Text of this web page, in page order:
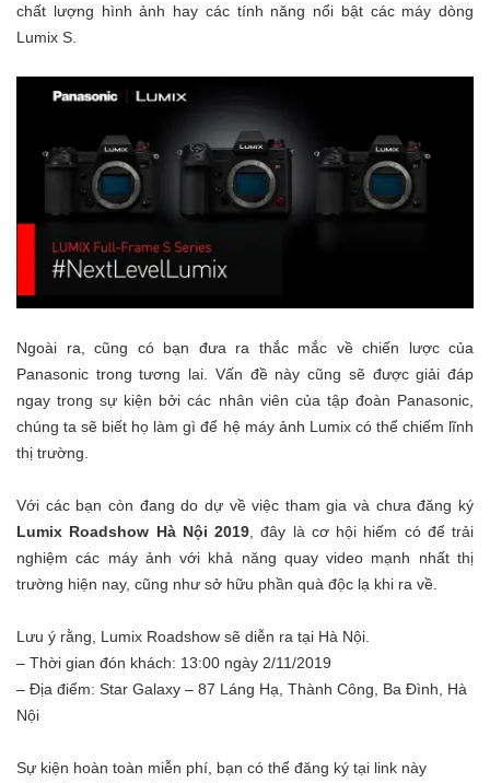
chất lượng hình ảnh hay các tính năng nổi bật các máy dòng
Lumix S.
Ngoài ra, cũng có bạn đưa ra thắc mắc về chiến lược của
Panasonic trong tương lai. Vấn đề này cũng sẽ được giải đáp
ngay trong sự kiện bởi các nhân viên của tập đoàn Panasonic,
chúng ta sẽ biết họ làm gì để hệ máy ảnh Lumix có thể chiếm lĩnh
thị trường.
Với các bạn còn đang do dự về việc tham gia và chưa đăng ký
Lumix Roadshow Hà Nội 2019 , đây là cơ hội hiếm có để trải
nghiệm các máy ảnh với khả năng quay video mạnh nhất thị
trường hiện nay, cũng như sở hữu phần quà độc lạ khi ra về.
Lưu ý rằng, Lumix Roadshow sẽ diễn ra tại Hà Nội.
– Thời gian đón khách: 13:00 ngày 2/11/2019
– Địa điểm: Star Galaxy – 87 Láng Hạ, Thành Công, Ba Đình, Hà
Nội
Sự kiện hoàn toàn miễn phí, bạn có thể đăng ký tại link này